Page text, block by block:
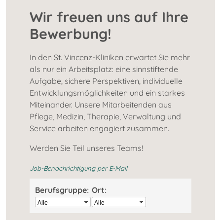
Wir freuen uns auf Ihre
Bewerbung!
In den St. Vincenz-Kliniken erwartet Sie mehr
als nur ein Arbeitsplatz: eine sinnstiftende
Aufgabe, sichere Perspektiven, individuelle
Entwicklungsmöglichkeiten und ein starkes
Miteinander. Unsere Mitarbeitenden aus
Pflege, Medizin, Therapie, Verwaltung und
Service arbeiten engagiert zusammen.
Werden Sie Teil unseres Teams!
Job-Benachrichtigung per E-Mail
Berufsgruppe:
Alle
Ort:
Alle